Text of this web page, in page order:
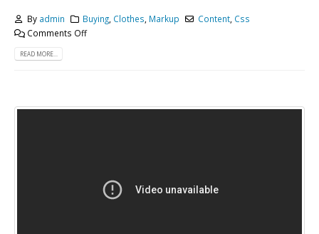
By admin Buying Clothes Markup Content Css
Comments Off
READ MORE...